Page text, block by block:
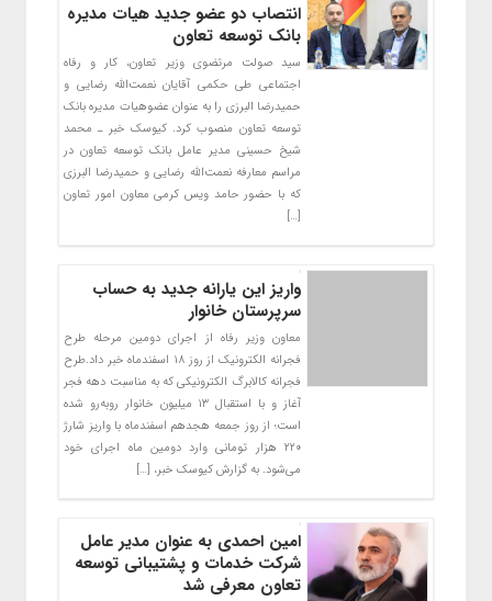
انتصاب دو عضو جدید هیات مدیره
بانک توسعه تعاون
سید صولت مرتضوی وزیر تعاون، کار و رفاه
اجتماعی طی حکمی آقایان نعمت‌الله رضایی و
حمیدرضا البرزی را به عنوان عضوهیات مدیره بانک
توسعه تعاون منصوب کرد. کیوسک خبر ـ محمد
شیخ حسینی مدیر عامل بانک توسعه تعاون در
مراسم معارفه نعمت‌الله رضایی و حمیدرضا البرزی
که با حضور حامد ویس کرمی معاون امور تعاون
[…]
واریز این یارانه جدید به حساب
سرپرستان خانوار
معاون وزیر رفاه از اجرای دومین مرحله طرح
فجرانه الکترونیک از روز ۱۸ اسفندماه خبر داد.طرح
فجرانه کالابرگ الکترونیکی که به مناسبت دهه فجر
آغاز و با استقبال ۱۳ میلیون خانوار روبه‌رو شده
است؛ از روز جمعه هجدهم اسفندماه با واریز شارژ
۲۲۰ هزار تومانی وارد دومین ماه اجرای خود
می‌شود. به گزارش کیوسک خبر، […]
امین احمدی به عنوان مدیر عامل
شرکت خدمات و پشتیبانی توسعه
تعاون معرفی شد